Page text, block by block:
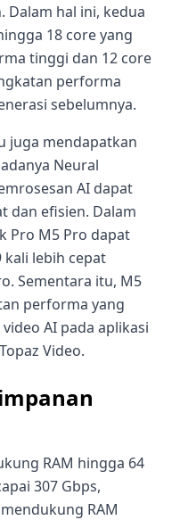
hal ini, kedua
18 core yang
tinggi dan 12 core
performa
sebelumnya.
juga mendapatkan
Neural
AI dapat
dan efisien. Dalam
Pro M5 Pro dapat
kali lebih cepat
Sementara itu, M5
performa yang
AI pada aplikasi
Video.
RAM hingga 64
307 Gbps,
RAM